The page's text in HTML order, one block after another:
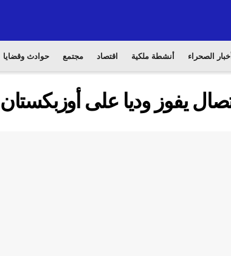
أخبار الصحراء أنشطة ملكية اقتصاد مجتمع حوادث وقضايا
يفوز وديا على أوزبكستان